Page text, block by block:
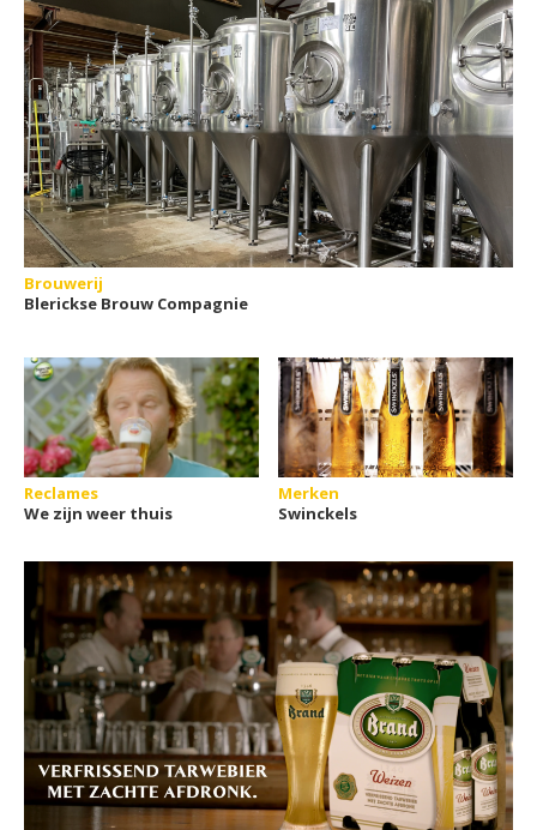
Brouwerij
Blerickse Brouw Compagnie
Reclames
We zijn weer thuis
Merken
Swinckels